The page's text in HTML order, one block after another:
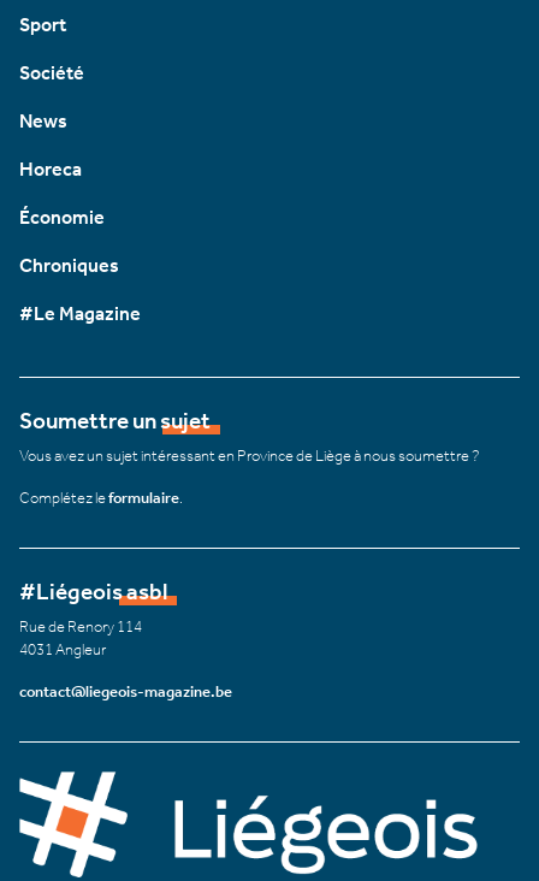
Sport
Société
News
Horeca
Économie
Chroniques
#Le Magazine
Soumettre un sujet
Vous avez un sujet intéressant en Province de Liège à nous soumettre ?
Complétez leformulaire
#Liégeois asbl
Rue de Renory 114
4031 Angleur
contact@liegeois-magazine.be